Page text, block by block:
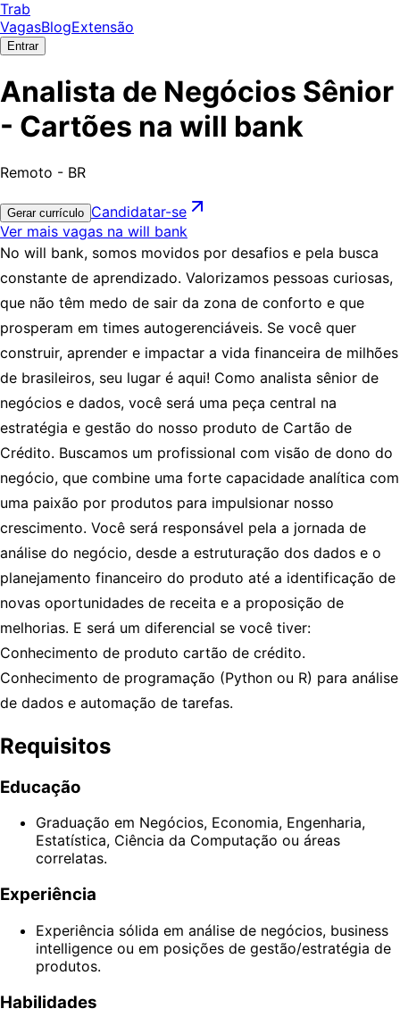
Trab
VagasBlogExtensão
Entrar
Analista de Negócios Sênior
- Cartões na will bank
Remoto - BR
Gerar currículo Candidatar-se
Ver mais vagas na will bank
No will bank, somos movidos por desafios e pela busca
constante de aprendizado. Valorizamos pessoas curiosas,
que não têm medo de sair da zona de conforto e que
prosperam em times autogerenciáveis. Se você quer
construir, aprender e impactar a vida financeira de milhões
de brasileiros, seu lugar é aqui! Como analista sênior de
negócios e dados, você será uma peça central na
estratégia e gestão do nosso produto de Cartão de
Crédito. Buscamos um profissional com visão de dono do
negócio, que combine uma forte capacidade analítica com
uma paixão por produtos para impulsionar nosso
crescimento. Você será responsável pela a jornada de
análise do negócio, desde a estruturação dos dados e o
planejamento financeiro do produto até a identificação de
novas oportunidades de receita e a proposição de
melhorias. E será um diferencial se você tiver:
Conhecimento de produto cartão de crédito.
Conhecimento de programação (Python ou R) para análise
de dados e automação de tarefas.
Requisitos
Educação
Graduação em Negócios, Economia, Engenharia,
Estatística, Ciência da Computação ou áreas
correlatas.
Experiência
Experiência sólida em análise de negócios, business
intelligence ou em posições de gestão/estratégia de
produtos.
Habilidades